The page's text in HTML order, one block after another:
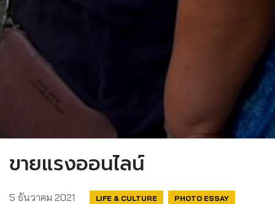
ขายแรงออนไลน์
5 ธันวาคม 2021 LIFE & CULTURE PHOTO ESSAY